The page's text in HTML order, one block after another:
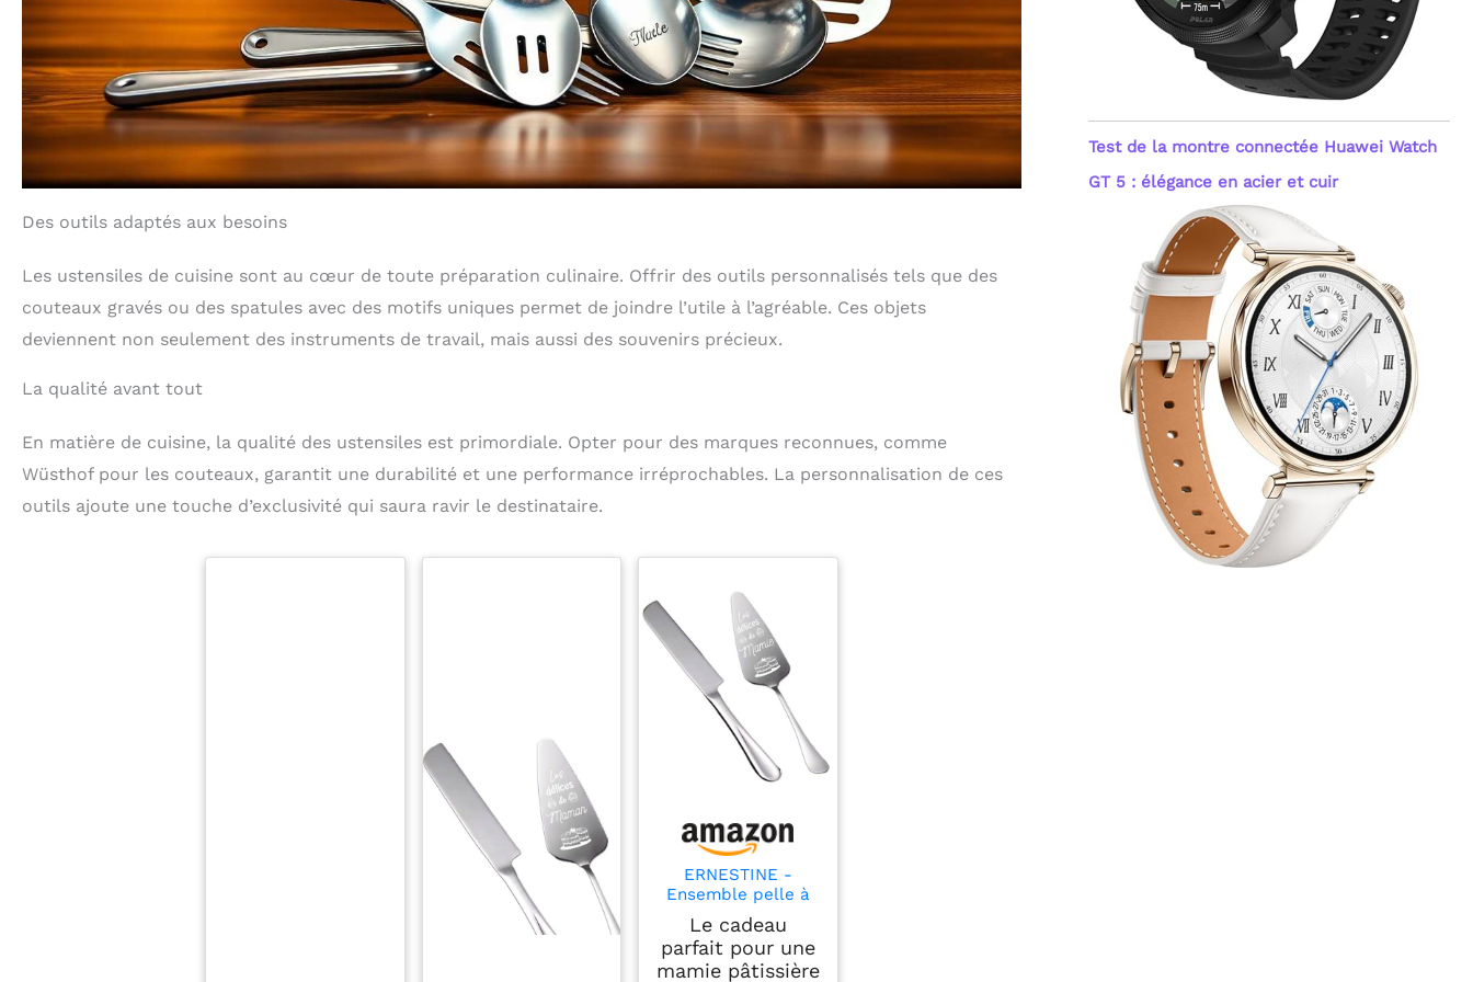
Des outils adaptés aux besoins
Les ustensiles de cuisine sont au cœur de toute préparation culinaire. Offrir des outils personnalisés tels que des
couteaux gravés ou des spatules avec des motifs uniques permet de joindre l’utile à l’agréable. Ces objets
deviennent non seulement des instruments de travail, mais aussi des souvenirs précieux.
La qualité avant tout
En matière de cuisine, la qualité des ustensiles est primordiale. Opter pour des marques reconnues, comme
Wüsthof pour les couteaux, garantit une durabilité et une performance irréprochables. La personnalisation de ces
outils ajoute une touche d’exclusivité qui saura ravir le destinataire.
ERNESTINE -
Ensemble pelle à
tarte + couteau de
cuisine Mamie -
Cadeau fête des
grands-mères -
Le cadeau
parfait pour une
mamie pâtissière
Test de la montre connectée Huawei Watch
GT 5 : élégance en acier et cuir